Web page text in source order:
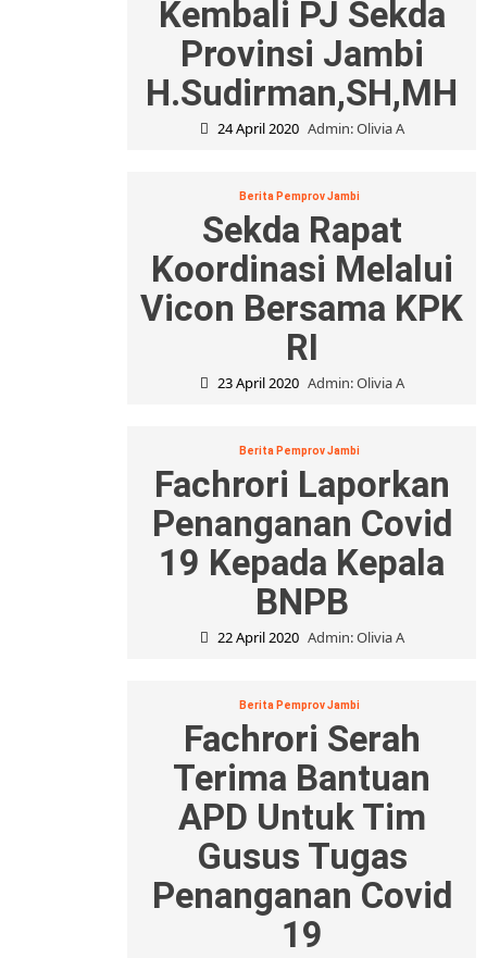
Kembali PJ Sekda
Provinsi Jambi
H.Sudirman,SH,MH
24 April 2020 Admin: Olivia A
Berita Pemprov Jambi
Sekda Rapat
Koordinasi Melalui
Vicon Bersama KPK
RI
23 April 2020 Admin: Olivia A
Berita Pemprov Jambi
Fachrori Laporkan
Penanganan Covid
19 Kepada Kepala
BNPB
22 April 2020 Admin: Olivia A
Berita Pemprov Jambi
Fachrori Serah
Terima Bantuan
APD Untuk Tim
Gusus Tugas
Penanganan Covid
19